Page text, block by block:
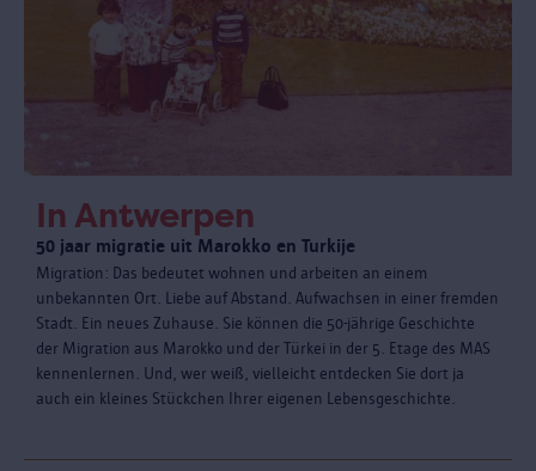
In Antwerpen
50 jaar migratie uit Marokko en Turkije
Migration: Das bedeutet wohnen und arbeiten an einem
unbekannten Ort. Liebe auf Abstand. Aufwachsen in einer fremden
Stadt. Ein neues Zuhause. Sie können die 50-jährige Geschichte
der Migration aus Marokko und der Türkei in der 5. Etage des MAS
kennenlernen. Und, wer weiß, vielleicht entdecken Sie dort ja
auch ein kleines Stückchen Ihrer eigenen Lebensgeschichte.